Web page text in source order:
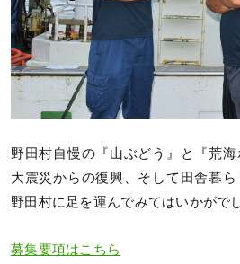
野田村自慢の『山ぶどう』と『荒
大震災からの復興、そして田舎暮
野田村に足を運んでみてはいかがで
募集要項はこちら